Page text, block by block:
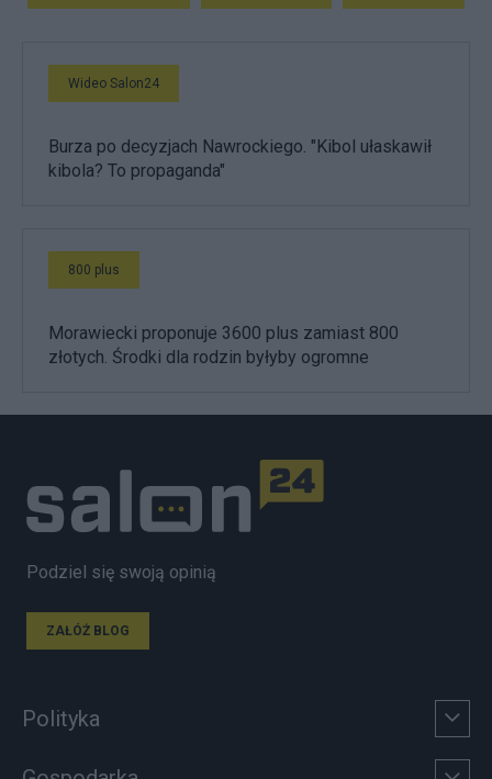
Wideo Salon24
Burza po decyzjach Nawrockiego. "Kibol ułaskawił
kibola? To propaganda"
800 plus
Morawiecki proponuje 3600 plus zamiast 800
złotych. Środki dla rodzin byłyby ogromne
Podziel się swoją opinią
ZAŁÓŻ BLOG
Polityka